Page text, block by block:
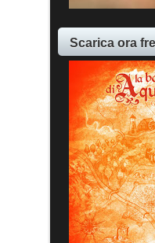
Scarica ora